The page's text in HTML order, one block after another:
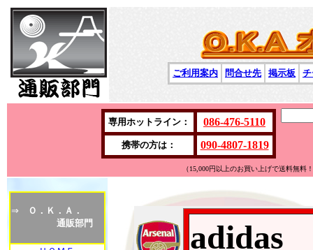
ご利用案内 問合せ先 掲示板
専用ホットライン： 086-476-5110
携帯の方は： 090-4807-1819
（15,000円以上のお買い上げで送料無
⇒
Ｏ．Ｋ．Ａ．
通販部門